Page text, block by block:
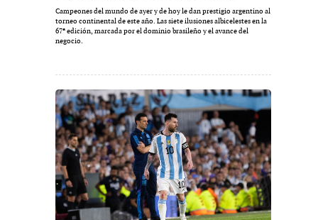
Campeones del mundo de ayer y de hoy le dan prestigio argentino al
torneo continental de este año. Las siete ilusiones albicelestes en la
67ª edición, marcada por el dominio brasileño y el avance del
negocio.